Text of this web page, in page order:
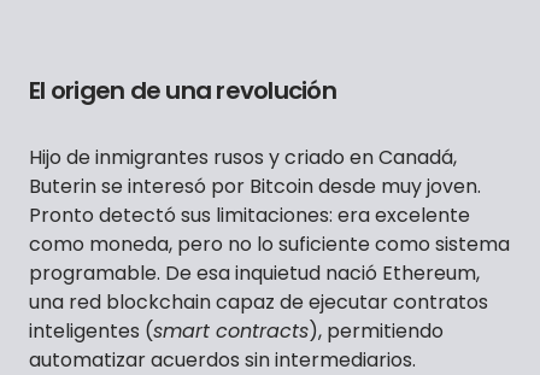
El origen de una revolución
Hijo de inmigrantes rusos y criado en Canadá,
Buterin se interesó por Bitcoin desde muy joven.
Pronto detectó sus limitaciones: era excelente
como moneda, pero no lo suficiente como sistema
programable. De esa inquietud nació Ethereum,
una red blockchain capaz de ejecutar contratos
inteligentes (smart contracts), permitiendo
automatizar acuerdos sin intermediarios.